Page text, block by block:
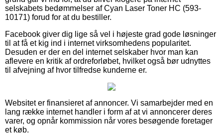
selskabets bedømmelser af Cyan Laser Toner HC (593-
10171) forud for at du bestiller.
Facebook giver dig lige så vel i højeste grad gode løsninger
til at få et kig ind i internet virksomhedens popularitet.
Desuden er der en del internet selskaber hvor man kan
aflevere en kritik af ordreforløbet, hvilket også bør udnyttes
til afvejning af hvor tilfredse kunderne er.
Websitet er finansieret af annoncer. Vi samarbejder med en
lang række internet handler i form af at vi annoncerer deres
varer, og opnår kommission når vores besøgende foretager
et køb.